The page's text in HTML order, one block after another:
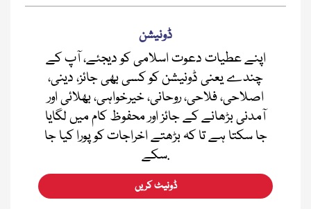
ڈونیشن
اپنے عطیات دعوت اسلامی کو دیجئے، آپ کے
چندے یعنی ڈونیشن کو کسی بھی جائز، دینی،
اصلاحی، فلاحی، روحانی، خیرخواہی، بھلائی اور
آمدنی بڑھانے کے جائز اور محفوظ کام میں لگایا
جا سکتا ہے تا کہ بڑھتے اخراجات کو پورا کیا جا
سکے.
ڈونیٹ کریں